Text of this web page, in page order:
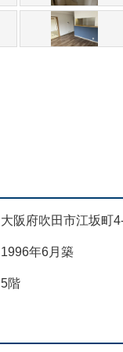
大阪府吹田市江坂町
1996年6月築
5階